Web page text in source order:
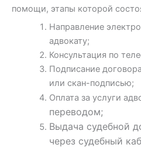
помощи, этапы которой
Направление
адвокату;
Консультация по
Подписание
или скан-подписью;
Оплата за услуги
переводом;
Выдача судебной
через судебный